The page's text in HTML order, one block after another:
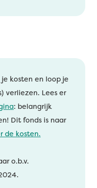
kosten en loop je
verliezen. Lees er
: belangrijk
Dit fonds is naar
de kosten.
o.b.v.